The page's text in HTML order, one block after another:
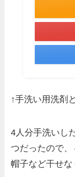
↑手洗い用洗剤
4人分手洗いし
つだったので
帽子など干せな